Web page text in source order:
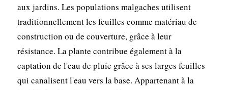
aux jardins. Les populations malgaches utilisent
traditionnellement les feuilles comme matériau de
construction ou de couverture, grâce à leur
résistance. La plante contribue également à la
captation de l'eau de pluie grâce à ses larges feuilles
qui canalisent l'eau vers la base. Appartenant à la